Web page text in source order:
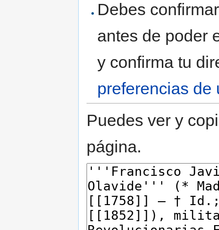
Debes
antes de poder
y confirma tu
preferencias de
Puedes ver y
página.